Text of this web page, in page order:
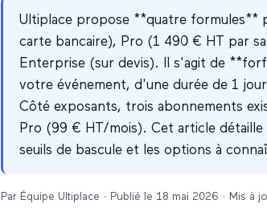
Ultiplace propose **quatre formules**
carte bancaire), Pro (1 490 € HT par
Enterprise (sur devis). Il s'agit de
votre événement, d'une durée de 1
Côté exposants, trois abonnements
Pro (99 € HT/mois). Cet article détaille
seuils de bascule et les options à
Par Équipe Ultiplace · Publié le 18 mai 2026 · Mis à